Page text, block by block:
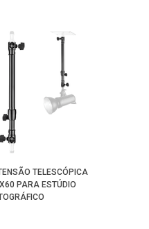
TELESCÓPICA
PARA ESTÚDIO